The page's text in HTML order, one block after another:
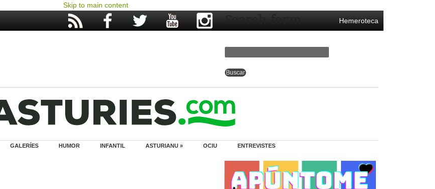
Skip to main content
Hemeroteca
Search form
GALERÍES HUMOR INFANTIL ASTURIANU » OCIU ENTREVISTES